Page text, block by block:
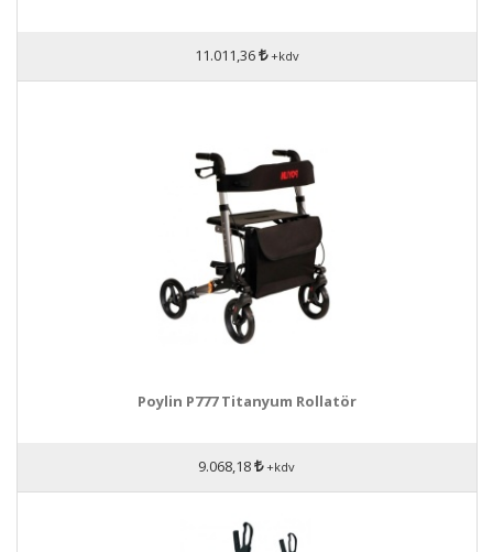
11.011,36 +kdv
Poylin P777 Titanyum Rollatör
9.068,18 +kdv